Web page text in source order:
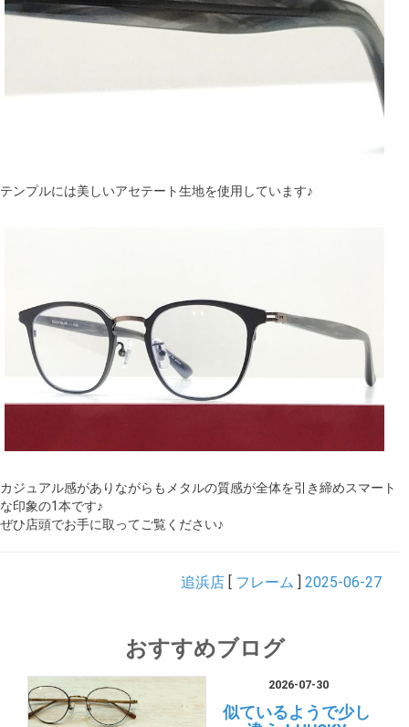
テンプルには美しいアセテート生地を使用しています♪
カジュアル感がありながらもメタルの質感が全体を引き締めスマート
な印象の1本です♪
ぜひ店頭でお手に取ってご覧ください♪
追浜店 フレーム 2025-06-27
おすすめブログ
2026-07-30
似ているようで少し